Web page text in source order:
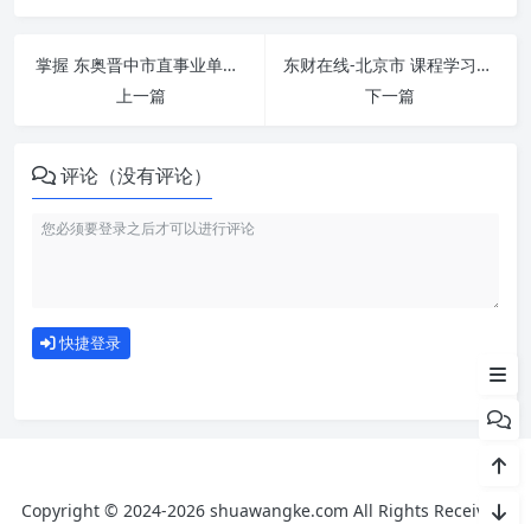
掌握 东奥晋中市直事业单位新聘工作人员-jzsydwxrpx.dongao.cn 课程，简单刷课技巧分享！
上一篇
东财在线-北京市 课程学习无压力！教你高效刷题技巧
下一篇
评论（没有评论）
快捷登录
Copyright © 2024-2026 shuawangke.com All Rights Received.